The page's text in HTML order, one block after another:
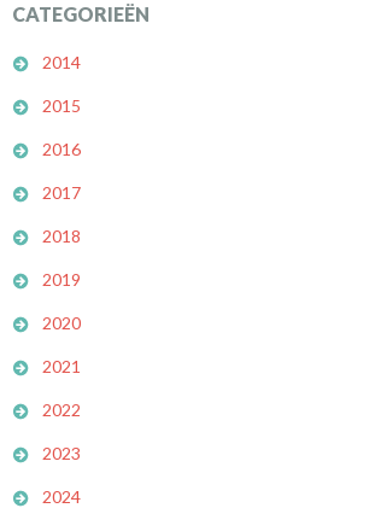
CATEGORIEËN
2014
2015
2016
2017
2018
2019
2020
2021
2022
2023
2024